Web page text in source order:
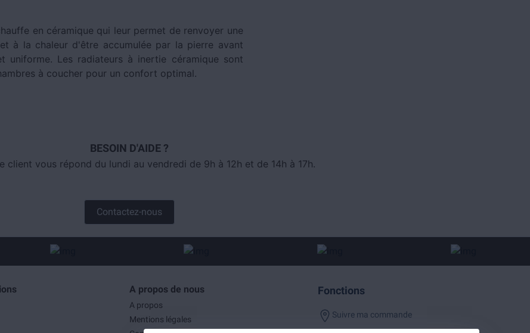
en céramique qui leur permet de renvoyer une
à la chaleur d'être accumulée par la pierre avant
uniforme. Les radiateurs à inertie céramique sont
à coucher pour un confort optimal.
BESOIN D'AIDE ?
client vous répond du lundi au vendredi de 9h à 12h et de 14h à 17h.
Contactez-nous
A propos de nous
A propos
Mentions légales
Fonctions
Suivre ma commande